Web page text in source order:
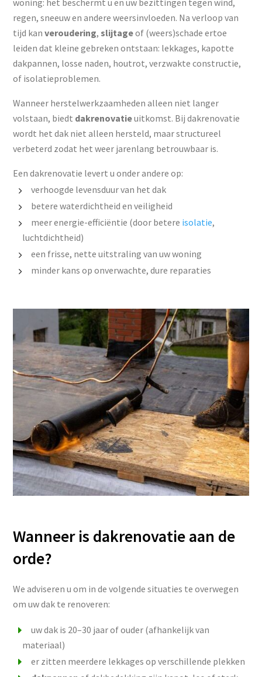
woning: het beschermt u en uw bezittingen tegen wind,
regen, sneeuw en andere weersinvloeden. Na verloop van
tijd kanveroudering, slijtageof (weers)schade ertoe
leiden dat kleine gebreken ontstaan: lekkages, kapotte
dakpannen, losse naden, houtrot, verzwakte constructie,
of isolatieproblemen.
Wanneer herstelwerkzaamheden alleen niet langer
volstaan, biedt dakrenovatieuitkomst. Bij dakrenovatie
wordt het dak niet alleen hersteld, maar structureel
verbeterd zodat het weer jarenlang betrouwbaar is.
Een dakrenovatie levert u onder andere op:
verhoogde levensduur van het dak
betere waterdichtheid en veiligheid
meer energie-efficiëntie (door betere isolatie,
luchtdichtheid)
een frisse, nette uitstraling van uw woning
minder kans op onverwachte, dure reparaties
Wanneer is dakrenovatie aan de
orde?
We adviseren u om in de volgende situaties te overwegen
om uw dak te renoveren:
uw dak is 20–30 jaar of ouder (afhankelijk van
materiaal)
er zitten meerdere lekkages op verschillende plekken